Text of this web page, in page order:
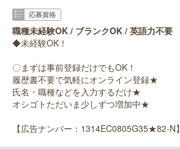
応募資格
職種未経験OK / ブランクOK / 英語力不要
◆未経験OK！
〇まずは事前登録だけでもOK！
履歴書不要で気軽にオンライン登録★
氏名・職種などを入力するだけ★
オシゴトただいま少しずつ増加中★
【広告ナンバー：1314EC0805G35★82-N】